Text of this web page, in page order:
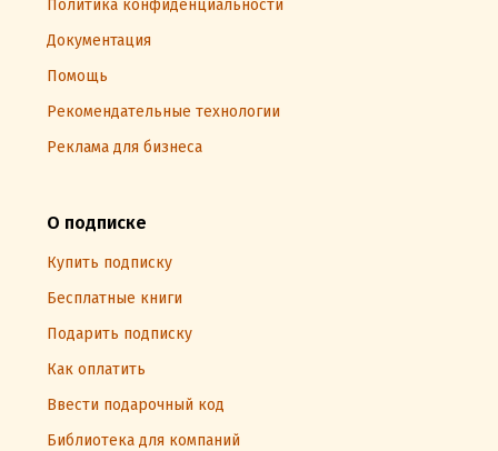
Политика конфиденциальности
Документация
Помощь
Рекомендательные технологии
Реклама для бизнеса
О подписке
Купить подписку
Бесплатные книги
Подарить подписку
Как оплатить
Ввести подарочный код
Библиотека для компаний